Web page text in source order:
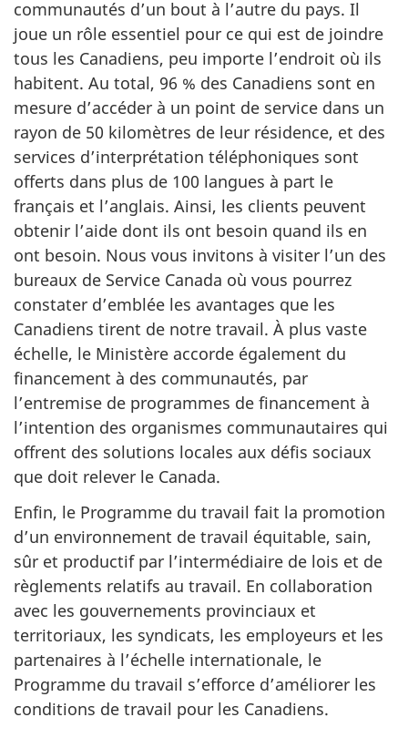
communautés d’un bout à l’autre du pays. Il
joue un rôle essentiel pour ce qui est de joindre
tous les Canadiens, peu importe l’endroit où ils
habitent. Au total, 96 % des Canadiens sont en
mesure d’accéder à un point de service dans un
rayon de 50 kilomètres de leur résidence, et des
services d’interprétation téléphoniques sont
offerts dans plus de 100 langues à part le
français et l’anglais. Ainsi, les clients peuvent
obtenir l’aide dont ils ont besoin quand ils en
ont besoin. Nous vous invitons à visiter l’un des
bureaux de Service Canada où vous pourrez
constater d’emblée les avantages que les
Canadiens tirent de notre travail. À plus vaste
échelle, le Ministère accorde également du
financement à des communautés, par
l’entremise de programmes de financement à
l’intention des organismes communautaires qui
offrent des solutions locales aux défis sociaux
que doit relever le Canada.
Enfin, le Programme du travail fait la promotion
d’un environnement de travail équitable, sain,
sûr et productif par l’intermédiaire de lois et de
règlements relatifs au travail. En collaboration
avec les gouvernements provinciaux et
territoriaux, les syndicats, les employeurs et les
partenaires à l’échelle internationale, le
Programme du travail s’efforce d’améliorer les
conditions de travail pour les Canadiens.